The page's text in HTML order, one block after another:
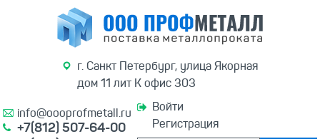
г. Санкт Петербург, улица Якорная
дом 11 лит К офис 303
info@oooprofmetall.ru
+7(812) 507-64-00
Войти
Регистрация